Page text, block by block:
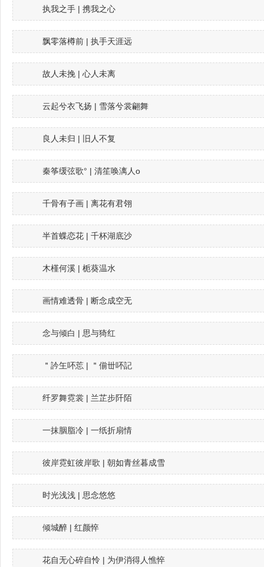
执我之手 | 携我之心
飘零落樽前 | 执手天涯远
故人未挽 | 心人未离
云起兮衣飞扬 | 雪落兮裳翩舞
良人未归 | 旧人不复
秦筝缓弦歌° | 清笙唤漓人o
千骨有子画 | 离花有君翎
半首蝶恋花 | 千杯湖底沙
木槿何溪 | 栀葵温水
画情难透骨 | 断念成空无
念与倾白 | 思与猗红
＂訡玍吥莣 | ＂偂丗吥記
纤罗舞霓裳 | 兰芷步阡陌
一抹胭脂冷 | 一纸折扇情
彼岸霓虹彼岸歌 | 朝如青丝暮成雪
时光浅浅 | 思念悠悠
倾城醉 | 红颜悴
花自无心碎自怜 | 为伊消得人憔悴